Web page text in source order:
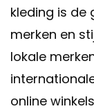
kleding is de
merken en
lokale
online